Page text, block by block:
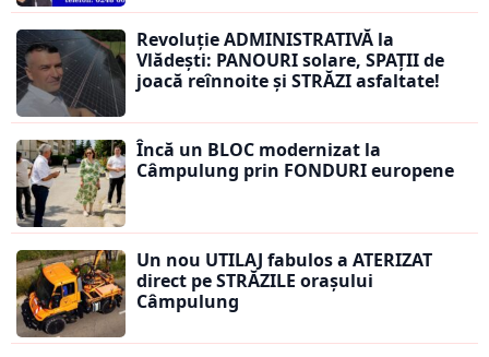
Revoluție ADMINISTRATIVĂ la
Vlădești: PANOURI solare, SPAȚII de
joacă reînnoite și STRĂZI asfaltate!
Încă un BLOC modernizat la
Câmpulung prin FONDURI europene
Un nou UTILAJ fabulos a ATERIZAT
direct pe STRĂZILE orașului
Câmpulung